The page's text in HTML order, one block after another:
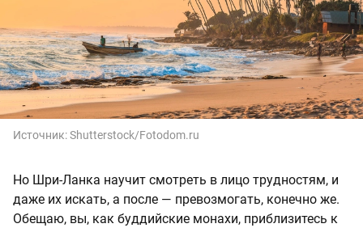
Источник:Shutterstock/Fotodom.ru
Но Шри-Ланка научит смотреть в лицо трудностям, и
даже их искать, а после — превозмогать, конечно же.
Обещаю, вы, как буддийские монахи, приблизитесь к